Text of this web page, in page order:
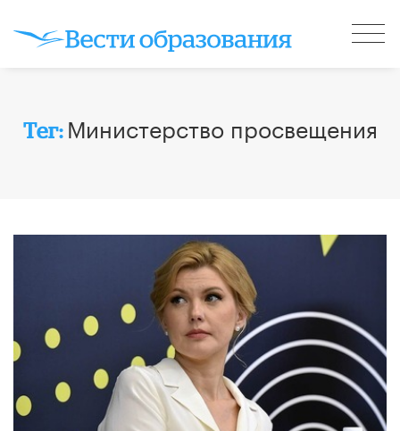
Тег: Министерство просвещения